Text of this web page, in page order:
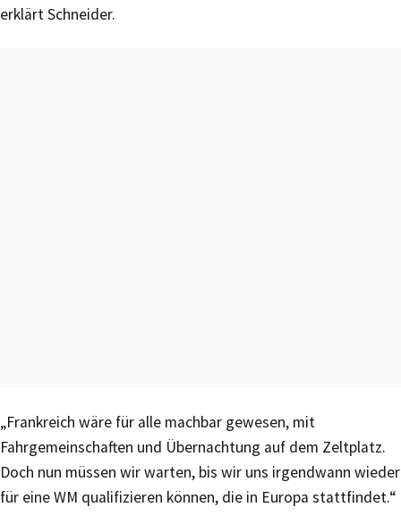
erklärt Schneider.
„Frankreich wäre für alle machbar gewesen, mit
Fahrgemeinschaften und Übernachtung auf dem Zeltplatz.
Doch nun müssen wir warten, bis wir uns irgendwann wieder
für eine WM qualifizieren können, die in Europa stattfindet.“